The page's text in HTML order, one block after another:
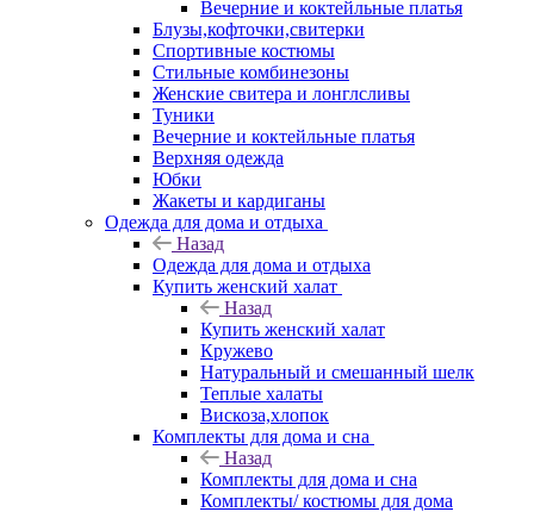
Вечерние и коктейльные платья
Блузы,кофточки,свитерки
Спортивные костюмы
Стильные комбинезоны
Женские свитера и лонглсливы
Туники
Вечерние и коктейльные платья
Верхняя одежда
Юбки
Жакеты и кардиганы
Одежда для дома и отдыха
Назад
Одежда для дома и отдыха
Купить женский халат
Назад
Купить женский халат
Кружево
Натуральный и смешанный шелк
Теплые халаты
Вискоза,хлопок
Комплекты для дома и сна
Назад
Комплекты для дома и сна
Комплекты/ костюмы для дома